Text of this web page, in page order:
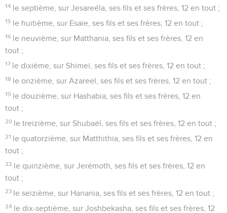
14 le septième, sur Jesareéla, ses fils et ses frères, 12 en tout ;
15 le huitième, sur Esaïe, ses fils et ses frères, 12 en tout ;
16 le neuvième, sur Matthania, ses fils et ses frères, 12 en
tout ;
17 le dixième, sur Shimeï, ses fils et ses frères, 12 en tout ;
18 le onzième, sur Azareel, ses fils et ses frères, 12 en tout ;
19 le douzième, sur Hashabia, ses fils et ses frères, 12 en
tout ;
20 le treizième, sur Shubaël, ses fils et ses frères, 12 en tout ;
21 le quatorzième, sur Matthithia, ses fils et ses frères, 12 en
tout ;
22 le quinzième, sur Jerémoth, ses fils et ses frères, 12 en
tout ;
23 le seizième, sur Hanania, ses fils et ses frères, 12 en tout ;
24 le dix-septième, sur Joshbekasha, ses fils et ses frères, 12